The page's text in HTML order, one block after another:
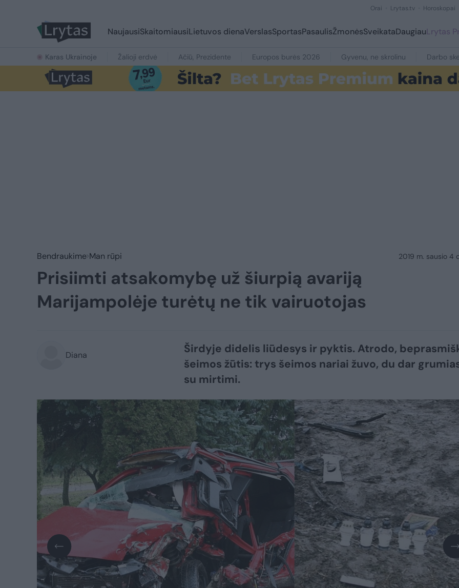
Orai Lrytas.tv Horoskopai
NaujausiSkaitomiausiLietuvos dienaVerslasSportasPasaulisŽmonėsSveikataDaugiauLrytas
Karas Ukrainoje Žalioji erdvė Ačiū, Prezidente Europos burės 2026 Gyvenu, ne skrolinu Darbo
Bendraukime Man rūpi 2019 m. sausio 4
Prisiimti atsakomybę už šiurpią avariją
Marijampolėje turėtų ne tik vairuotojas
Diana
Širdyje didelis liūdesys ir pyktis. Atrodo,
šeimos žūtis: trys šeimos nariai žuvo, du dar
su mirtimi.